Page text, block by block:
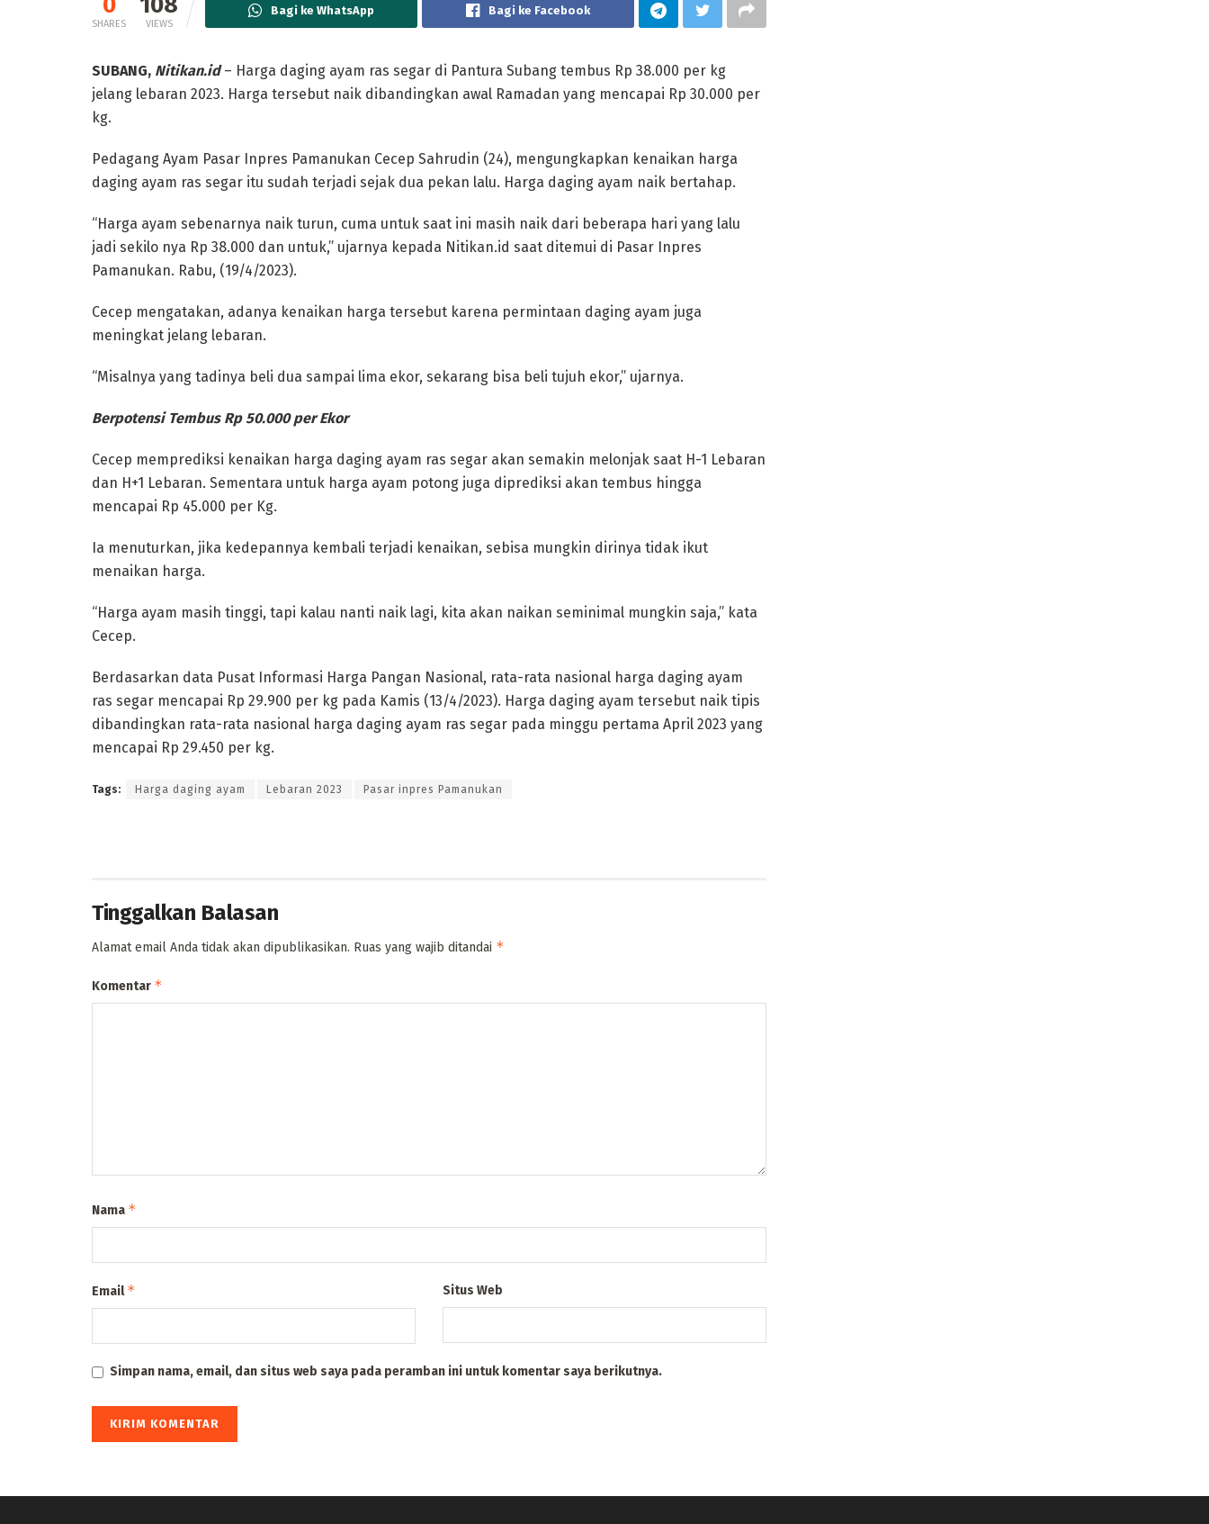
SHARES VIEWS
Bagi ke WhatsApp Bagi ke Facebook
SUBANG, Nitikan.id– Harga daging ayam ras segar di Pantura Subang tembus Rp 38.000 per kg
jelang lebaran 2023. Harga tersebut naik dibandingkan awal Ramadan yang mencapai Rp 30.000 per
kg.
Pedagang Ayam Pasar Inpres Pamanukan Cecep Sahrudin (24), mengungkapkan kenaikan harga
daging ayam ras segar itu sudah terjadi sejak dua pekan lalu. Harga daging ayam naik bertahap.
“Harga ayam sebenarnya naik turun, cuma untuk saat ini masih naik dari beberapa hari yang lalu
jadi sekilo nya Rp 38.000 dan untuk,” ujarnya kepada Nitikan.id saat ditemui di Pasar Inpres
Pamanukan. Rabu, (19/4/2023).
Cecep mengatakan, adanya kenaikan harga tersebut karena permintaan daging ayam juga
meningkat jelang lebaran.
“Misalnya yang tadinya beli dua sampai lima ekor, sekarang bisa beli tujuh ekor,” ujarnya.
Berpotensi Tembus Rp 50.000 per Ekor
Cecep memprediksi kenaikan harga daging ayam ras segar akan semakin melonjak saat H-1 Lebaran
dan H+1 Lebaran. Sementara untuk harga ayam potong juga diprediksi akan tembus hingga
mencapai Rp 45.000 per Kg.
Ia menuturkan, jika kedepannya kembali terjadi kenaikan, sebisa mungkin dirinya tidak ikut
menaikan harga.
“Harga ayam masih tinggi, tapi kalau nanti naik lagi, kita akan naikan seminimal mungkin saja,” kata
Cecep.
Berdasarkan data Pusat Informasi Harga Pangan Nasional, rata-rata nasional harga daging ayam
ras segar mencapai Rp 29.900 per kg pada Kamis (13/4/2023). Harga daging ayam tersebut naik tipis
dibandingkan rata-rata nasional harga daging ayam ras segar pada minggu pertama April 2023 yang
mencapai Rp 29.450 per kg.
Tags: Harga daging ayam Lebaran 2023 Pasar inpres Pamanukan
Tinggalkan Balasan
Alamat email Anda tidak akan dipublikasikan. Ruas yang wajib ditandai *
Komentar *
Nama *
Email* Situs Web
Simpan nama, email, dan situs web saya pada peramban ini untuk komentar saya berikutnya.